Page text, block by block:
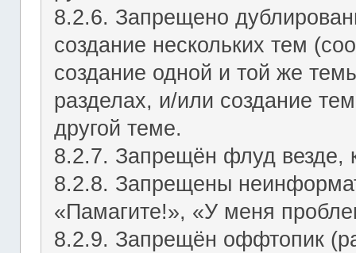
8.2.6. Запрещено
создание нескольких тем
создание одной и той же
разделах, и/или создание
другой теме.
8.2.7. Запрещён флуд везде,
8.2.8. Запрещены
«Памагите!», «У меня
8.2.9. Запрещён оффтопик